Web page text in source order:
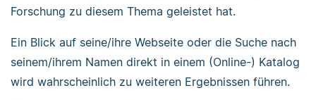
Forschung zu diesem Thema geleistet hat.
Ein Blick auf seine/ihre Webseite oder die Suche nach
seinem/ihrem Namen direkt in einem (Online-) Katalog
wird wahrscheinlich zu weiteren Ergebnissen führen.